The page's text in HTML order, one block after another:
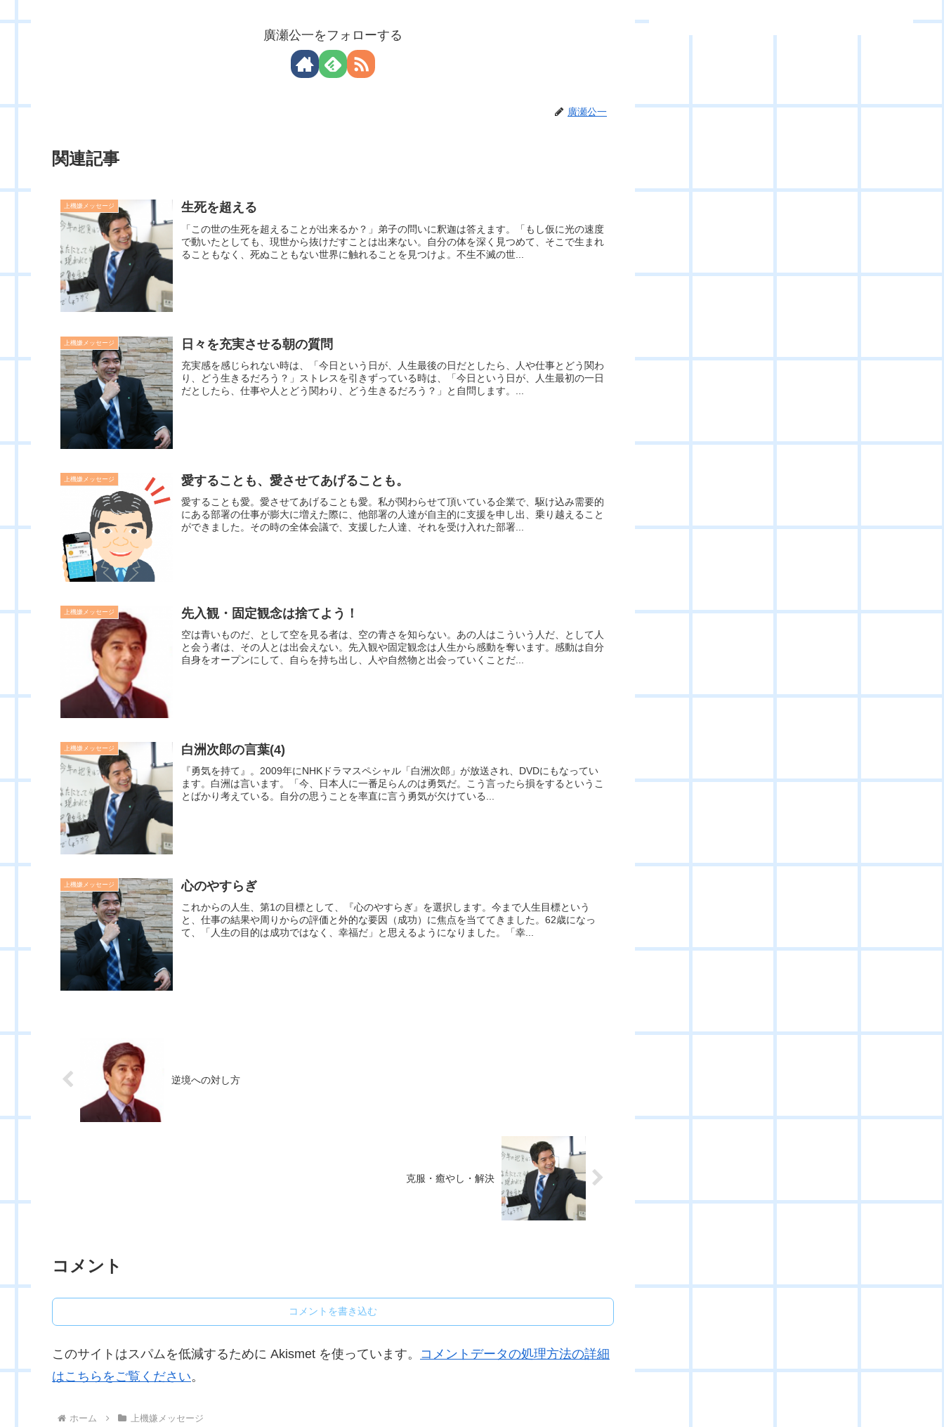
廣瀬公一をフォローする
廣瀬公一
関連記事
上機嫌メッセージ 生死を超える
「この世の生死を超えることが出来るか？」弟子の問いに釈迦は答えます。「もし仮に光の速度
で動いたとしても、現世から抜けだすことは出来ない。自分の体を深く見つめて、そこで生まれ
ることもなく、死ぬこともない世界に触れることを見つけよ。不生不滅の世...
上機嫌メッセージ 日々を充実させる朝の質問
充実感を感じられない時は、「今日という日が、人生最後の日だとしたら、人や仕事とどう関わ
り、どう生きるだろう？」ストレスを引きずっている時は、「今日という日が、人生最初の一日
だとしたら、仕事や人とどう関わり、どう生きるだろう？」と自問します。...
上機嫌メッセージ 愛することも、愛させてあげることも。
愛することも愛。愛させてあげることも愛。私が関わらせて頂いている企業で、駆け込み需要的
にある部署の仕事が膨大に増えた際に、他部署の人達が自主的に支援を申し出、乗り越えること
ができました。その時の全体会議で、支援した人達、それを受け入れた部署...
上機嫌メッセージ 先入観・固定観念は捨てよう！
空は青いものだ、として空を見る者は、空の青さを知らない。あの人はこういう人だ、として人
と会う者は、その人とは出会えない。先入観や固定観念は人生から感動を奪います。感動は自分
自身をオープンにして、自らを持ち出し、人や自然物と出会っていくことだ...
上機嫌メッセージ 白洲次郎の言葉(4)
『勇気を持て』。2009年にNHKドラマスペシャル「白洲次郎」が放送され、DVDにもなってい
ます。白洲は言います。「今、日本人に一番足らんのは勇気だ。こう言ったら損をするというこ
とばかり考えている。自分の思うことを率直に言う勇気が欠けている...
上機嫌メッセージ 心のやすらぎ
これからの人生、第1の目標として、『心のやすらぎ』を選択します。今まで人生目標という
と、仕事の結果や周りからの評価と外的な要因（成功）に焦点を当ててきました。62歳になっ
て、「人生の目的は成功ではなく、幸福だ」と思えるようになりました。「幸...
逆境への対し方
克服・癒やし・解決
コメント
コメントを書き込む
このサイトはスパムを低減するために Akismet を使っています。 コメントデータの処理方法の詳細
はこちらをご覧ください。
ホーム 上機嫌メッセージ